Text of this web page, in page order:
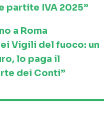
partite IVA 2025”
a Roma
Vigili del fuoco: un
lo paga il
dei Conti”